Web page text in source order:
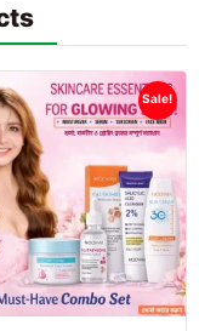
Sale!